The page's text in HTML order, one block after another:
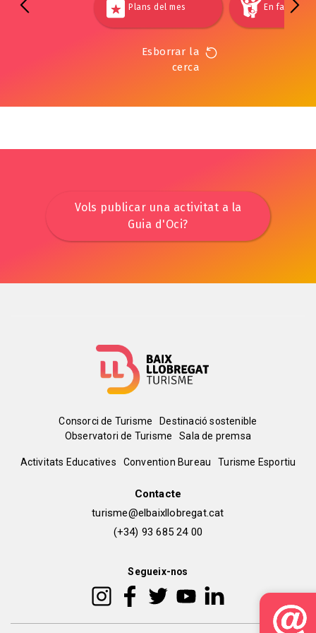
Plans del mes En família
Esborrar la
cerca
Vols publicar una activitat a la
Guia d'Oci?
Menú
del
Consorci de Turisme
Destinació sostenible
Observatori de Turisme
Sala de premsa
Peu
Activitats Educatives Convention Bureau Turisme Esportiu
Contacte
turisme@elbaixllobregat.cat
(+34) 93 685 24 00
Segueix-nos